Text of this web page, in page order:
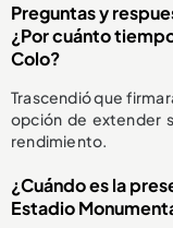
Preguntas y
¿Por cuánto
Colo?
Trascendió que
opción de extender
rendimiento.
¿Cuándo es la
Estadio